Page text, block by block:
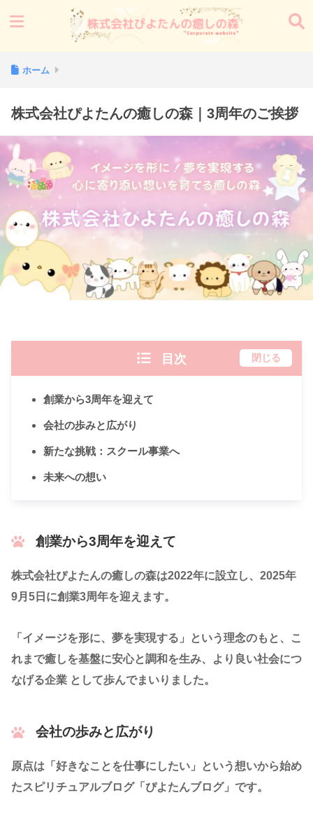
ホーム
株式会社ぴよたんの癒しの森｜3周年のご挨拶
目次 閉じる
創業から3周年を迎えて
会社の歩みと広がり
新たな挑戦：スクール事業へ
未来への想い
創業から3周年を迎えて
株式会社ぴよたんの癒しの森は2022年に設立し、2025年
9月5日に創業3周年を迎えます。
「イメージを形に、夢を実現する」という理念のもと、こ
れまで癒しを基盤に安心と調和を生み、より良い社会につ
なげる企業 として歩んでまいりました。
会社の歩みと広がり
原点は「好きなことを仕事にしたい」という想いから始め
たスピリチュアルブログ「ぴよたんブログ」です。